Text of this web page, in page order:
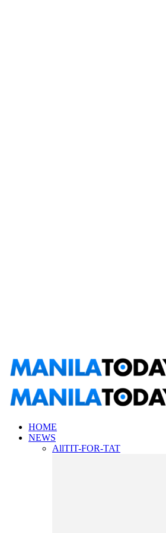
HOME
NEWS
AllTIT-FOR-TAT